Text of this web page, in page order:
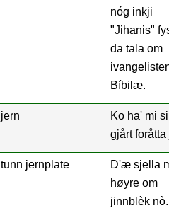
nóg inkji
"Jihanis"
da tala om
Bíbilæ.
jern
Ko ha' mi
gjårt
tunn jernplate
D'æ sjella
høyre om
jinnblèk nò.